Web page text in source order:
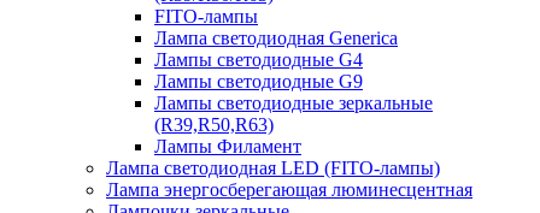
FITO-лампы
Лампа светодиодная Generica
Лампы светодиодные G4
Лампы светодиодные G9
Лампы светодиодные зеркальные
(R39,R50,R63)
Лампы Филамент
Лампа светодиодная LED (FITO-лампы)
Лампа энергосберегающая люминесцентная